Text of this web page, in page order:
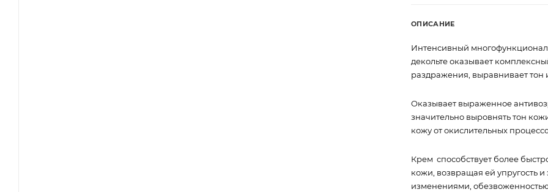
ОПИСАНИЕ
Интенсивный
декольте оказывает
раздражения, выравнивает тон
Оказывает выраженное
значительно выровнять тон
кожу от окислительных
Крем способствует более
кожи, возвращая ей упругость и
изменениями,